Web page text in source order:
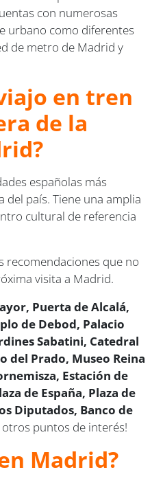
con numerosas
urbano como diferentes
de metro de Madrid y
en tren
de la
españolas más
del país. Tiene una amplia
cultural de referencia
recomendaciones que no
visita a Madrid.
Puerta de Alcalá,
de Debod, Palacio
Sabatini, Catedral
del Prado, Museo Reina
Estación de
de España, Plaza de
Diputados, Banco de
otros puntos de interés!
Madrid?